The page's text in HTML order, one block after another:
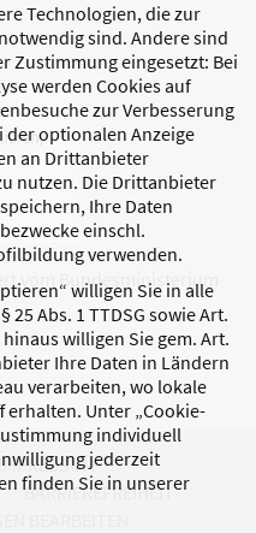
Technologien, die zur
sind. Andere sind
Zustimmung eingesetzt: Bei
werden Cookies auf
zur Verbesserung
der optionalen Anzeige
an Drittanbieter
nutzen. Die Drittanbieter
Ihre Daten
einschl.
verwenden.
willigen Sie in alle
Abs. 1 TTDSG sowie Art.
hinaus willigen Sie gem. Art.
Ihre Daten in Ländern
verarbeiten, wo lokale
Unter „Cookie-
individuell
jederzeit
finden Sie in unserer
vom Bundesministerium
BARRIEREFREIHEIT
BEARBEITEN